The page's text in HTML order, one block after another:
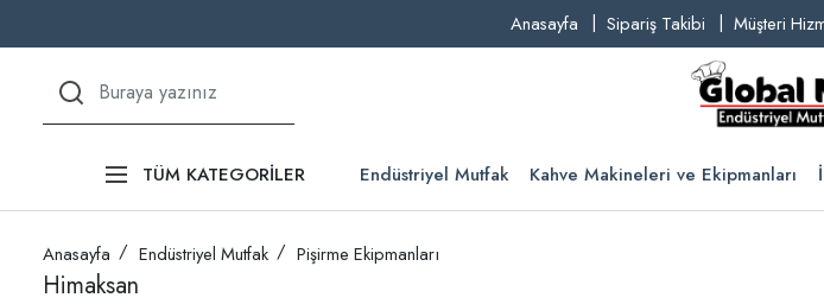
Anasayfa Sipariş Takibi Müşteri
TÜM KATEGORİLER Endüstriyel Mutfak Kahve Makineleri ve Ekipmanları
Anasayfa Endüstriyel Mutfak Pişirme Ekipmanları
Himaksan